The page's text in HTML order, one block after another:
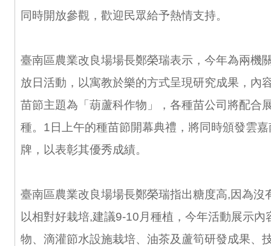
同時開放參觀，歡迎民眾給予熱情支持。
臺南區農業改良場場長鄭榮瑞表示，今年為兩機
放日活動，以寓教於樂的方式呈現研究成果，內
苗節主題為「葫蘆科作物」，各種苗公司將配合
種。1日上午的種苗節開幕典禮，將同時頒發雲
牌，以表彰其優秀成績。
臺南區農業改良場場長鄭榮瑞指出糖度高,因為沒
以相對好栽培,建議9-10月種植，今年活動展示內
物、滴灌節水設施栽培、油茶及蘆筍研發成果、